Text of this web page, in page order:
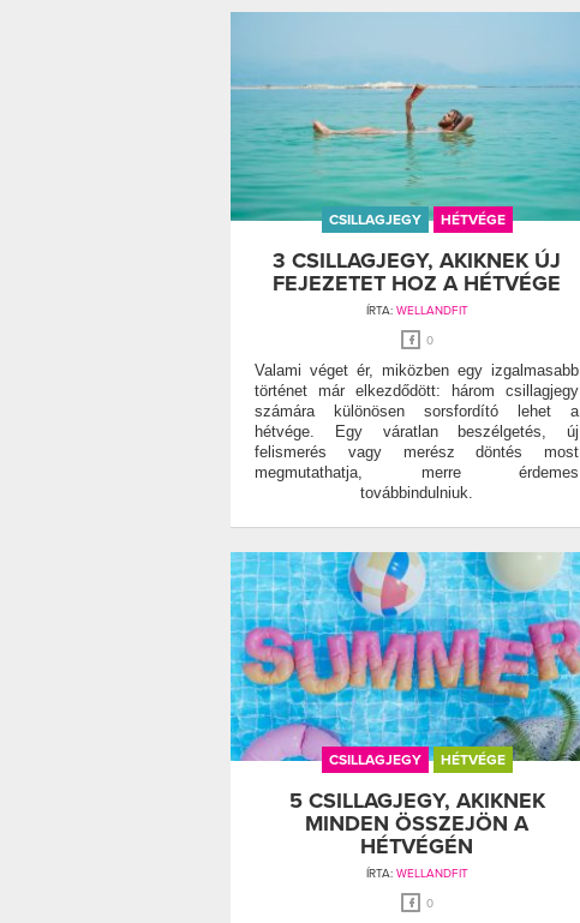
CSILLAGJEGY HÉTVÉGE
3 CSILLAGJEGY, AKIKNEK ÚJ
FEJEZETET HOZ A HÉTVÉGE
ÍRTA: WELLANDFIT
0
Valami véget ér, miközben egy izgalmasabb
történet már elkezdődött: három csillagjegy
számára különösen sorsfordító lehet a
hétvége. Egy váratlan beszélgetés, új
felismerés vagy merész döntés most
megmutathatja, merre érdemes
továbbindulniuk.
CSILLAGJEGY HÉTVÉGE
5 CSILLAGJEGY, AKIKNEK
MINDEN ÖSSZEJÖN A
HÉTVÉGÉN
ÍRTA: WELLANDFIT
0